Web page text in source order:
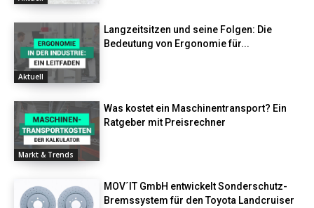
Aktuell
Langzeitsitzen und seine Folgen: Die
Bedeutung von Ergonomie für...
Markt & Trends
Was kostet ein Maschinentransport? Ein
Ratgeber mit Preisrechner
MOV´IT GmbH entwickelt Sonderschutz-
Bremssystem für den Toyota Landcruiser